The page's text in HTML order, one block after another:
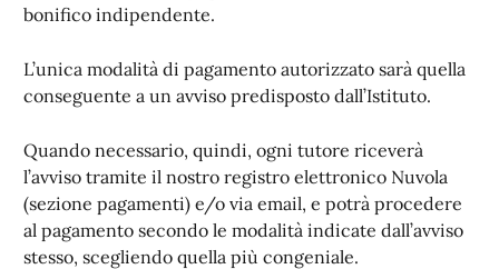
bonifico indipendente.
L’unica modalità di pagamento autorizzato sarà quella
conseguente a un avviso predisposto dall’Istituto.
Quando necessario, quindi, ogni tutore riceverà
l’avviso tramite il nostro registro elettronico Nuvola
(sezione pagamenti) e/o via email, e potrà procedere
al pagamento secondo le modalità indicate dall’avviso
stesso, scegliendo quella più congeniale.